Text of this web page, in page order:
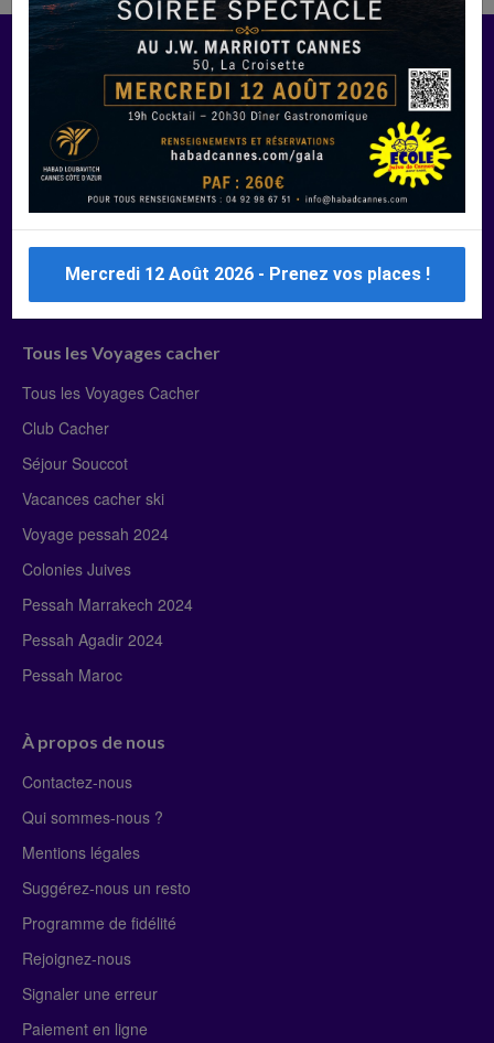
Manger Cacher
Liste des restaurants cacher
Restaurants cacher à Paris
Restaurants cacher à Deauville
Restaurants cacher à Lyon
Restaurants cacher à Marseille
Restaurants cacher Dubaï
Tous les Voyages cacher
Tous les Voyages Cacher
Club Cacher
Séjour Souccot
Vacances cacher ski
Voyage pessah 2024
Colonies Juives
Pessah Marrakech 2024
Pessah Agadir 2024
Pessah Maroc
À propos de nous
Contactez-nous
Qui sommes-nous ?
Mentions légales
Suggérez-nous un resto
Programme de fidélité
Rejoignez-nous
Signaler une erreur
Paiement en ligne
Mercredi 12 Août 2026 - Prenez vos places !